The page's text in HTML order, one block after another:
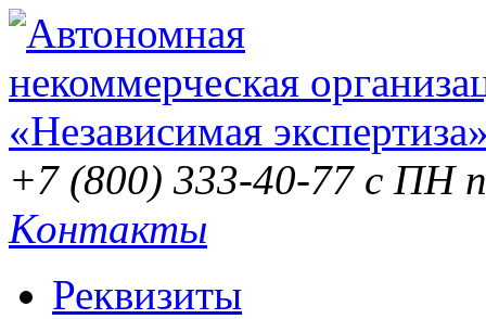
+7 (800) 333-40-77 с ПН
Контакты
Реквизиты